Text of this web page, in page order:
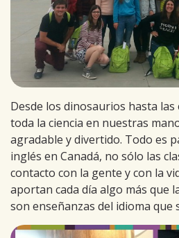
Desde los dinosaurios hasta
toda la ciencia en nuestras
agradable y divertido. Todo es
inglés en Canadá, no sólo las
contacto con la gente y con la
aportan cada día algo más que
son enseñanzas del idioma que